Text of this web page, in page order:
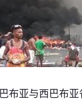
布亚与西巴布